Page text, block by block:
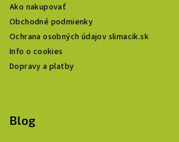
Ako nakupovať
Obchodné podmienky
Ochrana osobných údajov slimacik.sk
Info o cookies
Dopravy a platby
Blog